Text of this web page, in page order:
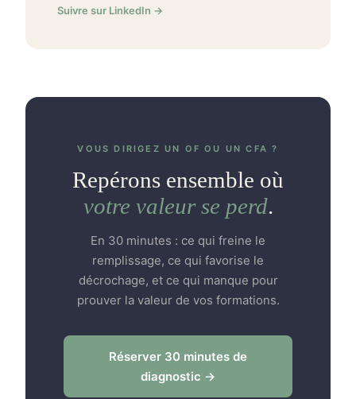
Suivre sur LinkedIn →
VOUS DIRIGEZ UN OF OU UN CFA ?
Repérons ensemble où
votre valeur se perd.
En 30 minutes : ce qui freine le
remplissage, ce qui favorise le
décrochage, et ce qui manque pour
prouver la valeur de vos formations.
Réserver 30 minutes de
diagnostic →